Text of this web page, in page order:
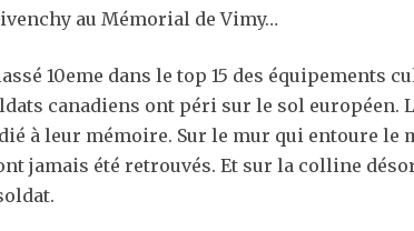
au Mémorial de Vimy…
10eme dans le top 15 des
canadiens ont péri sur le sol européen.
à leur mémoire. Sur le mur qui entoure le
jamais été retrouvés. Et sur la colline